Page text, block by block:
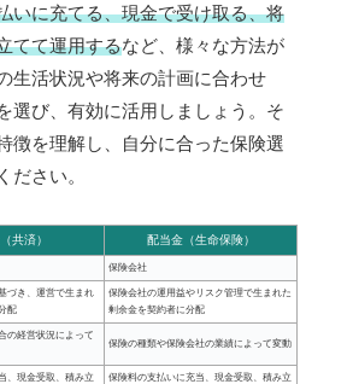
いに充てる、現金で受け取る、将
てて運用するなど、様々な方法が
生活状況や将来の計画に合わせ
選び、有効に活用しましょう。そ
徴を理解し、自分に合った保険選
ださい。
共済） 配当金（生命保険）
保険会社
づき、運営で生まれ
配
保険会社の運用益やリスク管理で生まれた
剰余金を契約者に分配
の経営状況によって
保険の種類や保険会社の業績によって変動
、現金受取、積み立
保険料の支払いに充当、現金受取、積み立